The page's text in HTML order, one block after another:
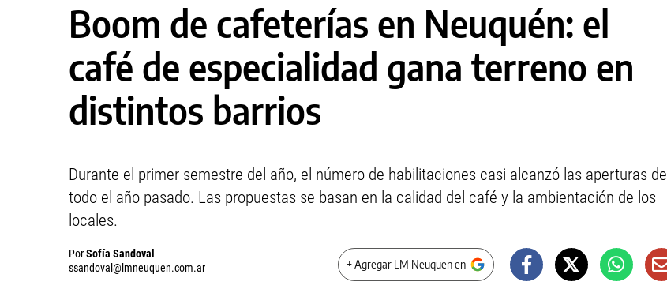
Boom de cafeterías en Neuquén: el
café de especialidad gana terreno en
distintos barrios
Durante el primer semestre del año, el número de habilitaciones casi alcanzó las aperturas de
todo el año pasado. Las propuestas se basan en la calidad del café y la ambientación de los
locales.
PorSofía Sandoval
ssandoval@lmneuquen.com.ar
+ Agregar LM Neuquen en